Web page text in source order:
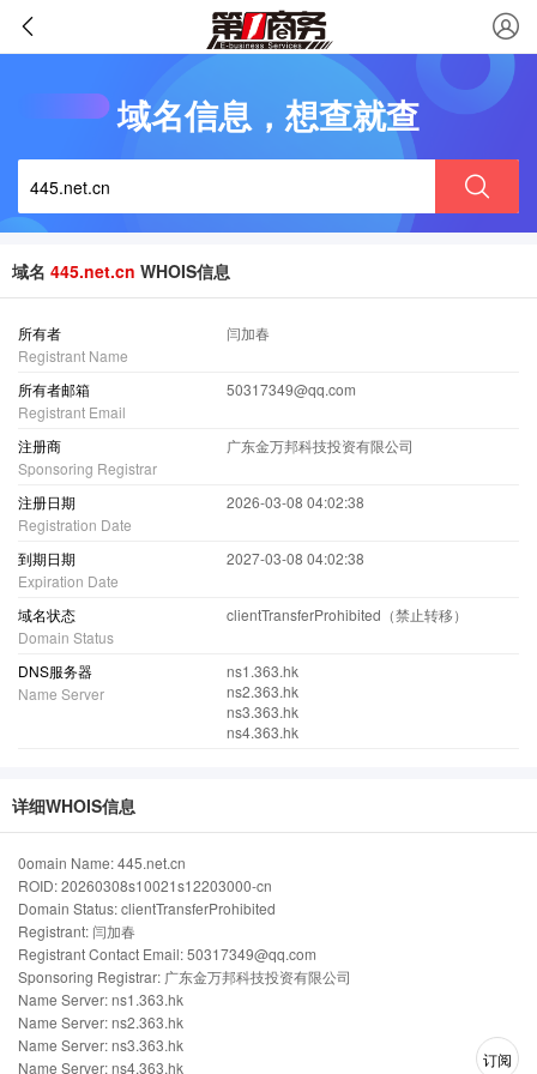
域名信息，想查就查
域名 445.net.cn WHOIS信息
所有者
Registrant Name
闫加春
所有者邮箱
Registrant Email
50317349@qq.com
注册商
Sponsoring Registrar
广东金万邦科技投资有限公司
注册日期
Registration Date
2026-03-08 04:02:38
到期日期
Expiration Date
2027-03-08 04:02:38
域名状态
Domain Status
clientTransferProhibited（禁止转移）
DNS服务器
Name Server
ns1.363.hk
ns2.363.hk
ns3.363.hk
ns4.363.hk
详细WHOIS信息
0omain Name: 445.net.cn
ROID: 20260308s10021s12203000-cn
Domain Status: clientTransferProhibited
Registrant: 闫加春
Registrant Contact Email: 50317349@qq.com
Sponsoring Registrar: 广东金万邦科技投资有限公司
Name Server: ns1.363.hk
Name Server: ns2.363.hk
Name Server: ns3.363.hk
Name Server: ns4.363.hk
订阅